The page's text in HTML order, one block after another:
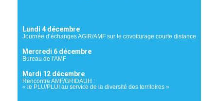
Lundi 4 décembre
Journée d’échanges AGIR/AMF sur le covoiturage courte distance
Mercredi 6 décembre
Bureau de l'AMF
Mardi 12 décembre
Rencontre AMF/GRIDAUH :
« le PLU/PLUI au service de la diversité des territoires »